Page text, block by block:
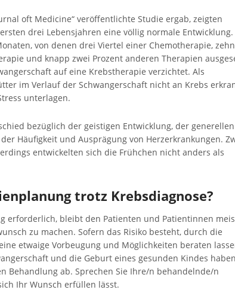
oft Medicine“ veröffentlichte Studie ergab, zeigten
drei Lebensjahren eine völlig normale Entwicklung.
von denen drei Viertel einer Chemotherapie, zehn
und knapp zwei Prozent anderen Therapien
auf eine Krebstherapie verzichtet. Als
im Verlauf der Schwangerschaft nicht an Krebs
unterlagen.
bezüglich der geistigen Entwicklung, der generellen
Häufigkeit und Ausprägung von Herzerkrankungen.
entwickelten sich die Frühchen nicht anders als
trotz Krebsdiagnose?
erforderlich, bleibt den Patienten und Patientinnen
zu machen. Sofern das Risiko besteht, durch die
etwaige Vorbeugung und Möglichkeiten beraten
und die Geburt eines gesunden Kindes
Behandlung ab. Sprechen Sie Ihre/n behandelnde/n
Ihr Wunsch erfüllen lässt.